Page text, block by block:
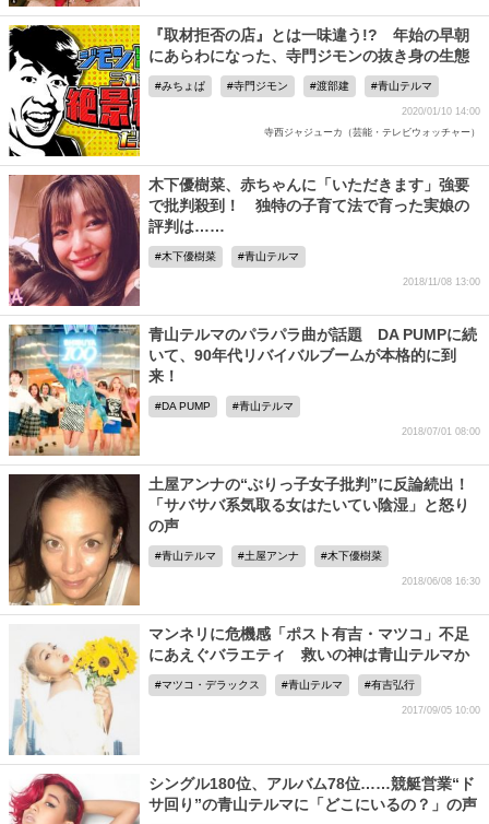
『取材拒否の店』とは一味違う!? 年始の早朝
にあらわになった、寺門ジモンの抜き身の生態
みちょぱ 寺門ジモン 渡部建 青山テルマ
2020/01/10 14:00
寺西ジャジューカ（芸能・テレビウォッチャー）
木下優樹菜、赤ちゃんに「いただきます」強要
で批判殺到！ 独特の子育て法で育った実娘の
評判は……
木下優樹菜 青山テルマ
2018/11/08 13:00
青山テルマのパラパラ曲が話題 DA PUMPに続
いて、90年代リバイバルブームが本格的に到
来！
DA PUMP 青山テルマ
2018/07/01 08:00
土屋アンナの“ぶりっ子女子批判”に反論続出！
「サバサバ系気取る女はたいてい陰湿」と怒り
の声
青山テルマ 土屋アンナ 木下優樹菜
2018/06/08 16:30
マンネリに危機感「ポスト有吉・マツコ」不足
にあえぐバラエティ 救いの神は青山テルマか
マツコ・デラックス 青山テルマ 有吉弘行
2017/09/05 10:00
シングル180位、アルバム78位……競艇営業“ド
サ回り”の青山テルマに「どこにいるの？」の声